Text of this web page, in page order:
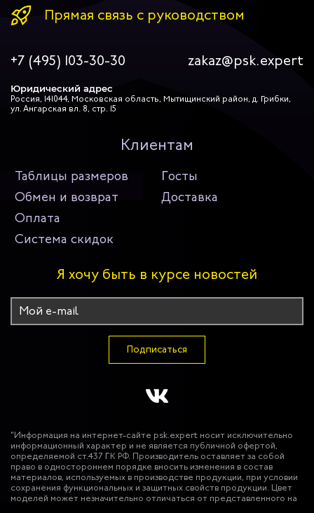
Прямая связь с руководством
+7 (495) 103-30-30 zakaz@psk.expert
Юридический адрес
Россия, 141044, Московская область, Мытищинский район, д. Грибки,
ул. Ангарская вл. 8, стр. 15
Клиентам
Таблицы размеров
Госты
Обмен и возврат
Доставка
Оплата
Система скидок
Я хочу быть в курсе новостей
Подписаться
"Информация на интернет-сайте psk.expert носит исключительно
информационный характер и не является публичной офертой,
определяемой ст.437 ГК РФ. Производитель оставляет за собой
право в одностороннем порядке вносить изменения в состав
материалов, используемых в производстве продукции, при условии
сохранения функциональных и защитных свойств продукции. Цвет
моделей может незначительно отличаться от представленного на